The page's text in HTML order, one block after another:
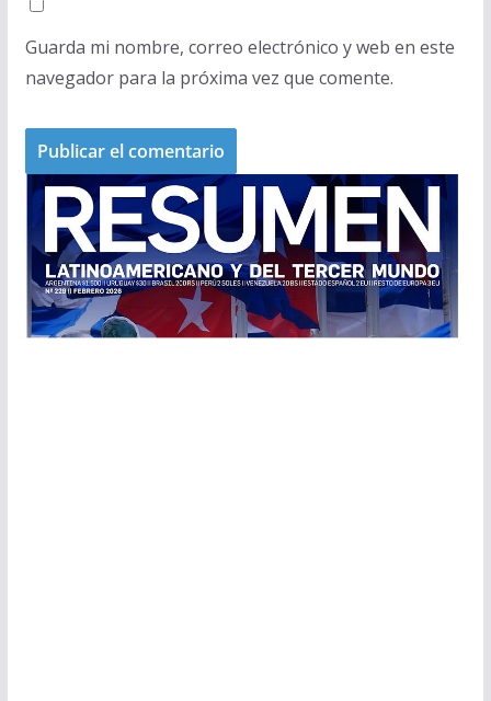
Guarda mi nombre, correo electrónico y web en este
navegador para la próxima vez que comente.